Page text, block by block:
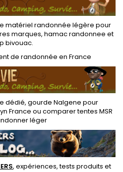
matériel randonnée légère pour
marques, hamac randonnee et
bivouac.
de randonnée en France
dédié, gourde Nalgene pour
France ou comparer tentes MSR
léger
, expériences, tests produits et